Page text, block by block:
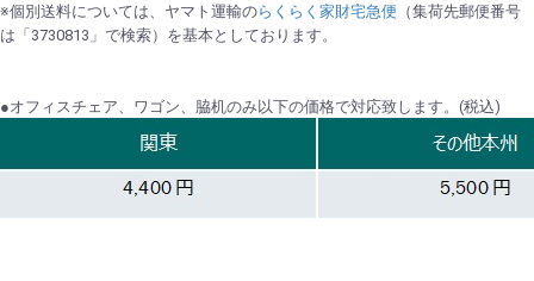
※個別送料については、ヤマト運輸のらくらく家財宅急便 （集荷先郵便番号
は「3730813」で検索）を基本としております。
●オフィスチェア、ワゴン、脇机のみ以下の価格で対応致します。(税込)